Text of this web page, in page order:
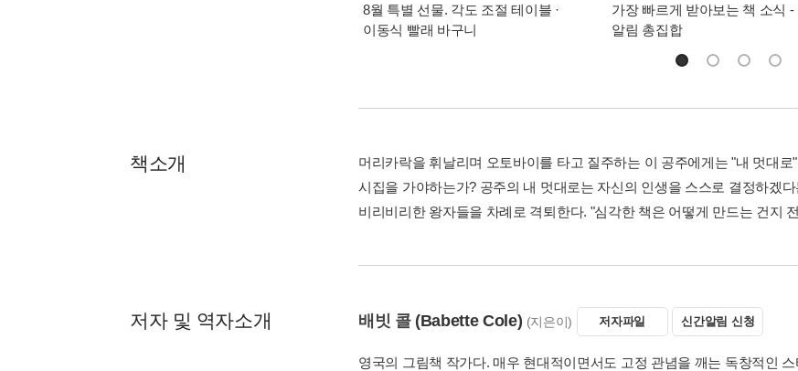
8월 특별 선물. 각도 조절 테이블 ·
이동식 빨래 바구니
가장 빠르게 받아보는 책 소식 -
알림 총집합
책소개
머리카락을 휘날리며 오토바이를 타고 질주하는 이 공주에게는 "내 멋대
시집을 가야하는가? 공주의 내 멋대로는 자신의 인생을 스스로 결정하겠
비리비리한 왕자들을 차례로 격퇴한다. "심각한 책은 어떻게 만드는 건지
저자 및 역자소개 배빗 콜(Babette Cole) (지은이) 저자파일 신간알림 신청
영국의 그림책 작가다. 매우 현대적이면서도 고정 관념을 깨는 독창적인